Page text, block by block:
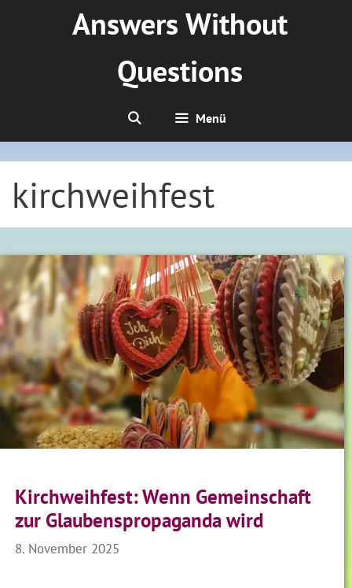
Answers Without
Questions
Menü
kirchweihfest
Kirchweihfest: Wenn Gemeinschaft
zur Glaubenspropaganda wird
8. November 2025